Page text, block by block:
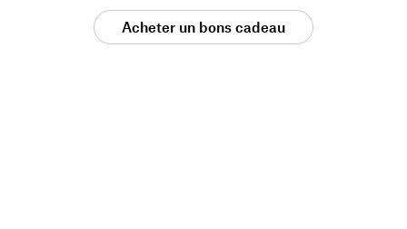
Acheter un bons cadeau